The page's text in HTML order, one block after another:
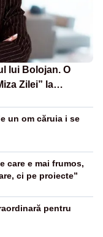
lui Bolojan. O
Zilei” la
un om căruia i se
care e mai frumos,
ci pe proiecte”
pentru